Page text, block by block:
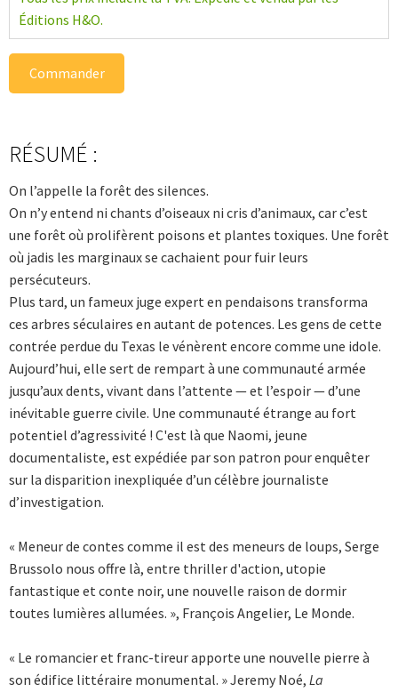
Éditions H&O.
Commander
RÉSUMÉ :
On l’appelle la forêt des silences.
On n’y entend ni chants d’oiseaux ni cris d’animaux, car c’est
une forêt où prolifèrent poisons et plantes toxiques. Une forêt
où jadis les marginaux se cachaient pour fuir leurs
persécuteurs.
Plus tard, un fameux juge expert en pendaisons transforma
ces arbres séculaires en autant de potences. Les gens de cette
contrée perdue du Texas le vénèrent encore comme une idole.
Aujourd’hui, elle sert de rempart à une communauté armée
jusqu’aux dents, vivant dans l’attente — et l’espoir — d’une
inévitable guerre civile. Une communauté étrange au fort
potentiel d’agressivité ! C'est là que Naomi, jeune
documentaliste, est expédiée par son patron pour enquêter
sur la disparition inexpliquée d’un célèbre journaliste
d’investigation.
« Meneur de contes comme il est des meneurs de loups, Serge
Brussolo nous offre là, entre thriller d'action, utopie
fantastique et conte noir, une nouvelle raison de dormir
toutes lumières allumées. », François Angelier, Le Monde.
« Le romancier et franc-tireur apporte une nouvelle pierre à
son édifice littéraire monumental. » Jeremy Noé, La